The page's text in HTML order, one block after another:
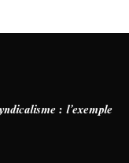
: l’exemple